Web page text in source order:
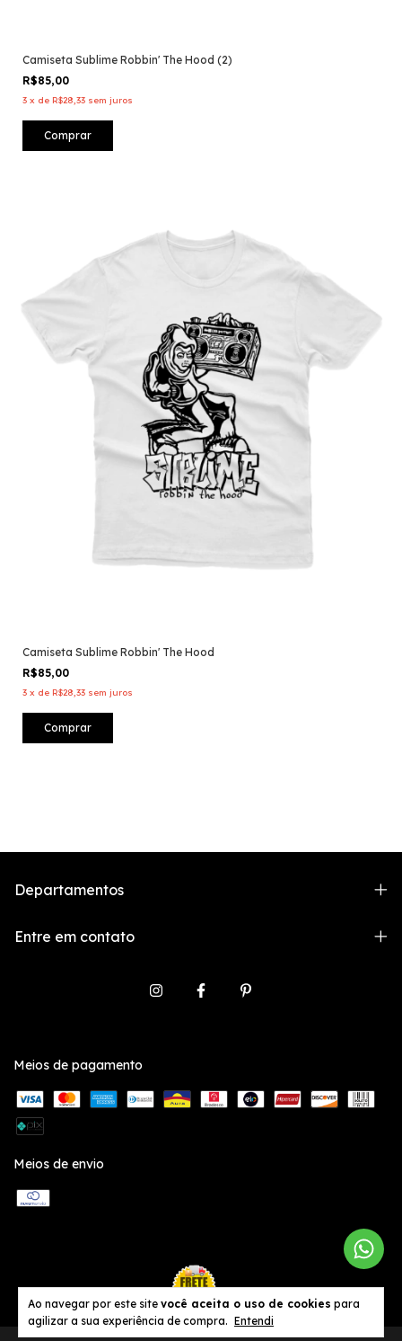
Ao navegar por este site você aceita o uso de cookies para
agilizar a sua experiência de compra. Entendi
Camiseta Sublime Robbin' The Hood (2)
R$85,00
3 x de R$28,33 sem juros
Comprar
Camiseta Sublime Robbin' The Hood
R$85,00
3 x de R$28,33 sem juros
Comprar
Departamentos
Entre em contato
Meios de pagamento
Meios de envio